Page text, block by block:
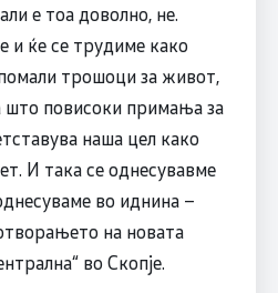
е тоа доволно, не.
и ќе се трудиме како
трошоци за живот,
што повисоки примања за
наша цел како
И така се однесувавме
во иднина –
на новата
во Скопје.